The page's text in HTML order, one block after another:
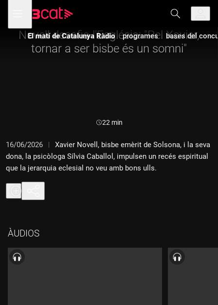
navegació
principal
menú
de
El matí de Catalunya Ràdio programes bases del
Novell desafia l'Església: "Pel Xavier,
tornar a ser bisbe és un somni"
Durada:
22 min
16/06/2026
Xavier Novell, bisbe emèrit de Solsona, i la seva
dona, la psicòloga Sílvia Caballol, impulsen un recés espiritual
que la jerarquia eclesial no veu amb bons ulls.
ÀUDIOS